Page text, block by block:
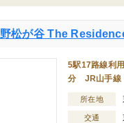
松が谷 The
5駅17路線利
分 JR山手線
所在地
交通